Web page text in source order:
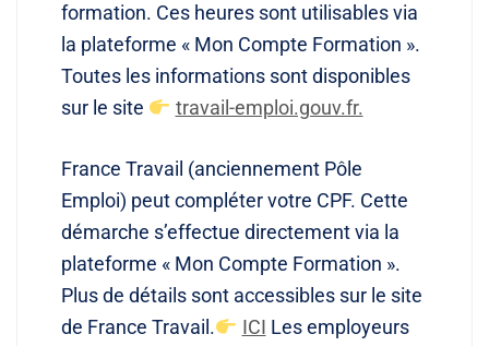
formation. Ces heures sont utilisables via
la plateforme « Mon Compte Formation ».
Toutes les informations sont disponibles
sur le site
travail-emploi.gouv.fr.
France Travail (anciennement Pôle
Emploi) peut compléter votre CPF. Cette
démarche s’effectue directement via la
plateforme « Mon Compte Formation ».
Plus de détails sont accessibles sur le site
de France Travail.
ICI Les employeurs